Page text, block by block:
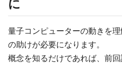
に
量子コンピューターの動きを
の助けが必要になります。
概念を知るだけであれば、前